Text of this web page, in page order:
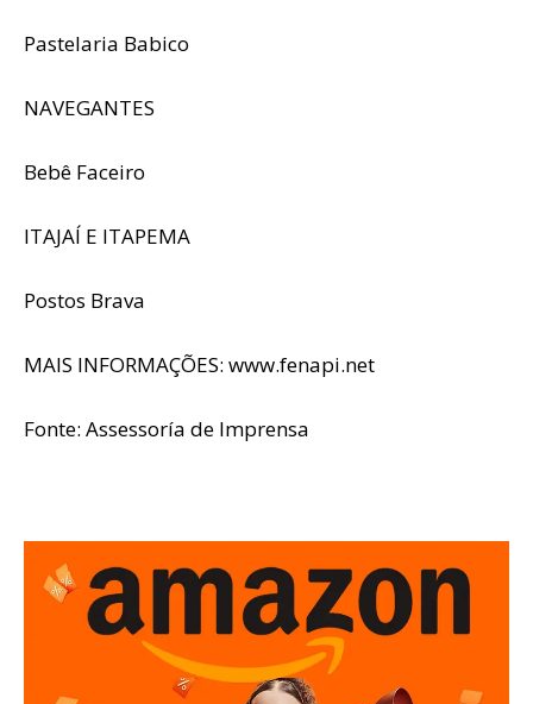
Pastelaria Babico
NAVEGANTES
Bebê Faceiro
ITAJAÍ E ITAPEMA
Postos Brava
MAIS INFORMAÇÕES: www.fenapi.net
Fonte: Assessoría de Imprensa